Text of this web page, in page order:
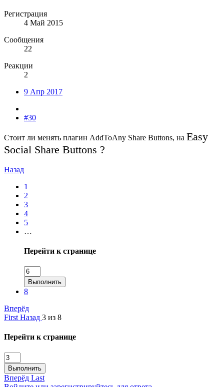
Регистрация
4 Май 2015
Сообщения
22
Реакции
2
9 Апр 2017
#30
Стоит ли менять плагин AddToAny Share Buttons, на Easy
Social Share Buttons ?
Назад
1
2
3
4
5
…
Перейти к странице
Выполнить
8
Вперёд
First Назад 3 из 8
Перейти к странице
Выполнить
Вперёд Last